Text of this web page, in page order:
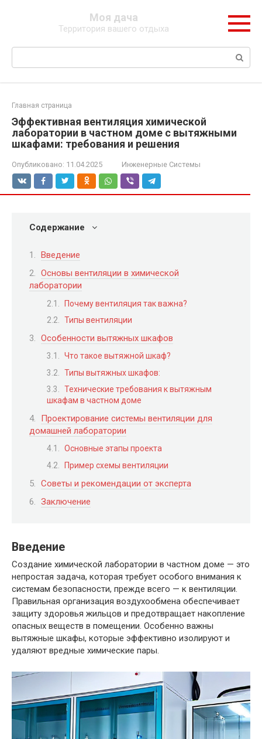
Моя дача
Территория вашего отдыха
Поиск:
Главная страница
Эффективная вентиляция химической
лаборатории в частном доме с вытяжными
шкафами: требования и решения
Опубликовано: 11.04.2025 Инженерные Системы
Содержание
Введение
Основы вентиляции в химической
лаборатории
Почему вентиляция так важна?
Типы вентиляции
Особенности вытяжных шкафов
Что такое вытяжной шкаф?
Типы вытяжных шкафов:
Технические требования к вытяжным
шкафам в частном доме
Проектирование системы вентиляции для
домашней лаборатории
Основные этапы проекта
Пример схемы вентиляции
Советы и рекомендации от эксперта
Заключение
Введение
Создание химической лаборатории в частном доме — это
непростая задача, которая требует особого внимания к
системам безопасности, прежде всего — к вентиляции.
Правильная организация воздухообмена обеспечивает
защиту здоровья жильцов и предотвращает накопление
опасных веществ в помещении. Особенно важны
вытяжные шкафы, которые эффективно изолируют и
удаляют вредные химические пары.